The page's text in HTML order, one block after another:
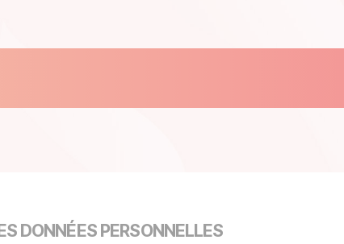
DONNÉES PERSONNELLES